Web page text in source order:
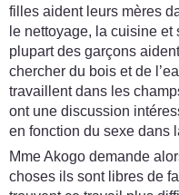
filles aident leurs mères
le nettoyage, la cuisine
plupart des garçons
chercher du bois et de
travaillent dans les
ont une discussion
en fonction du sexe dans
Mme Akogo demande
choses ils sont libres de